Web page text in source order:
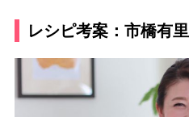
レシピ考案：市橋有里